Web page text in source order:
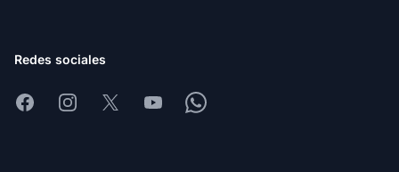
Redes sociales
FacebookInstagram
X YoutubeWhatsapp